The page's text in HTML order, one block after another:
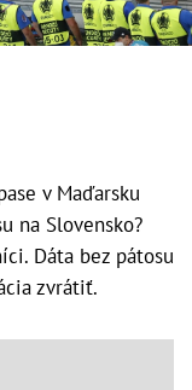
v Maďarsku
na Slovensko?
Dáta bez pátosu
zvrátiť.